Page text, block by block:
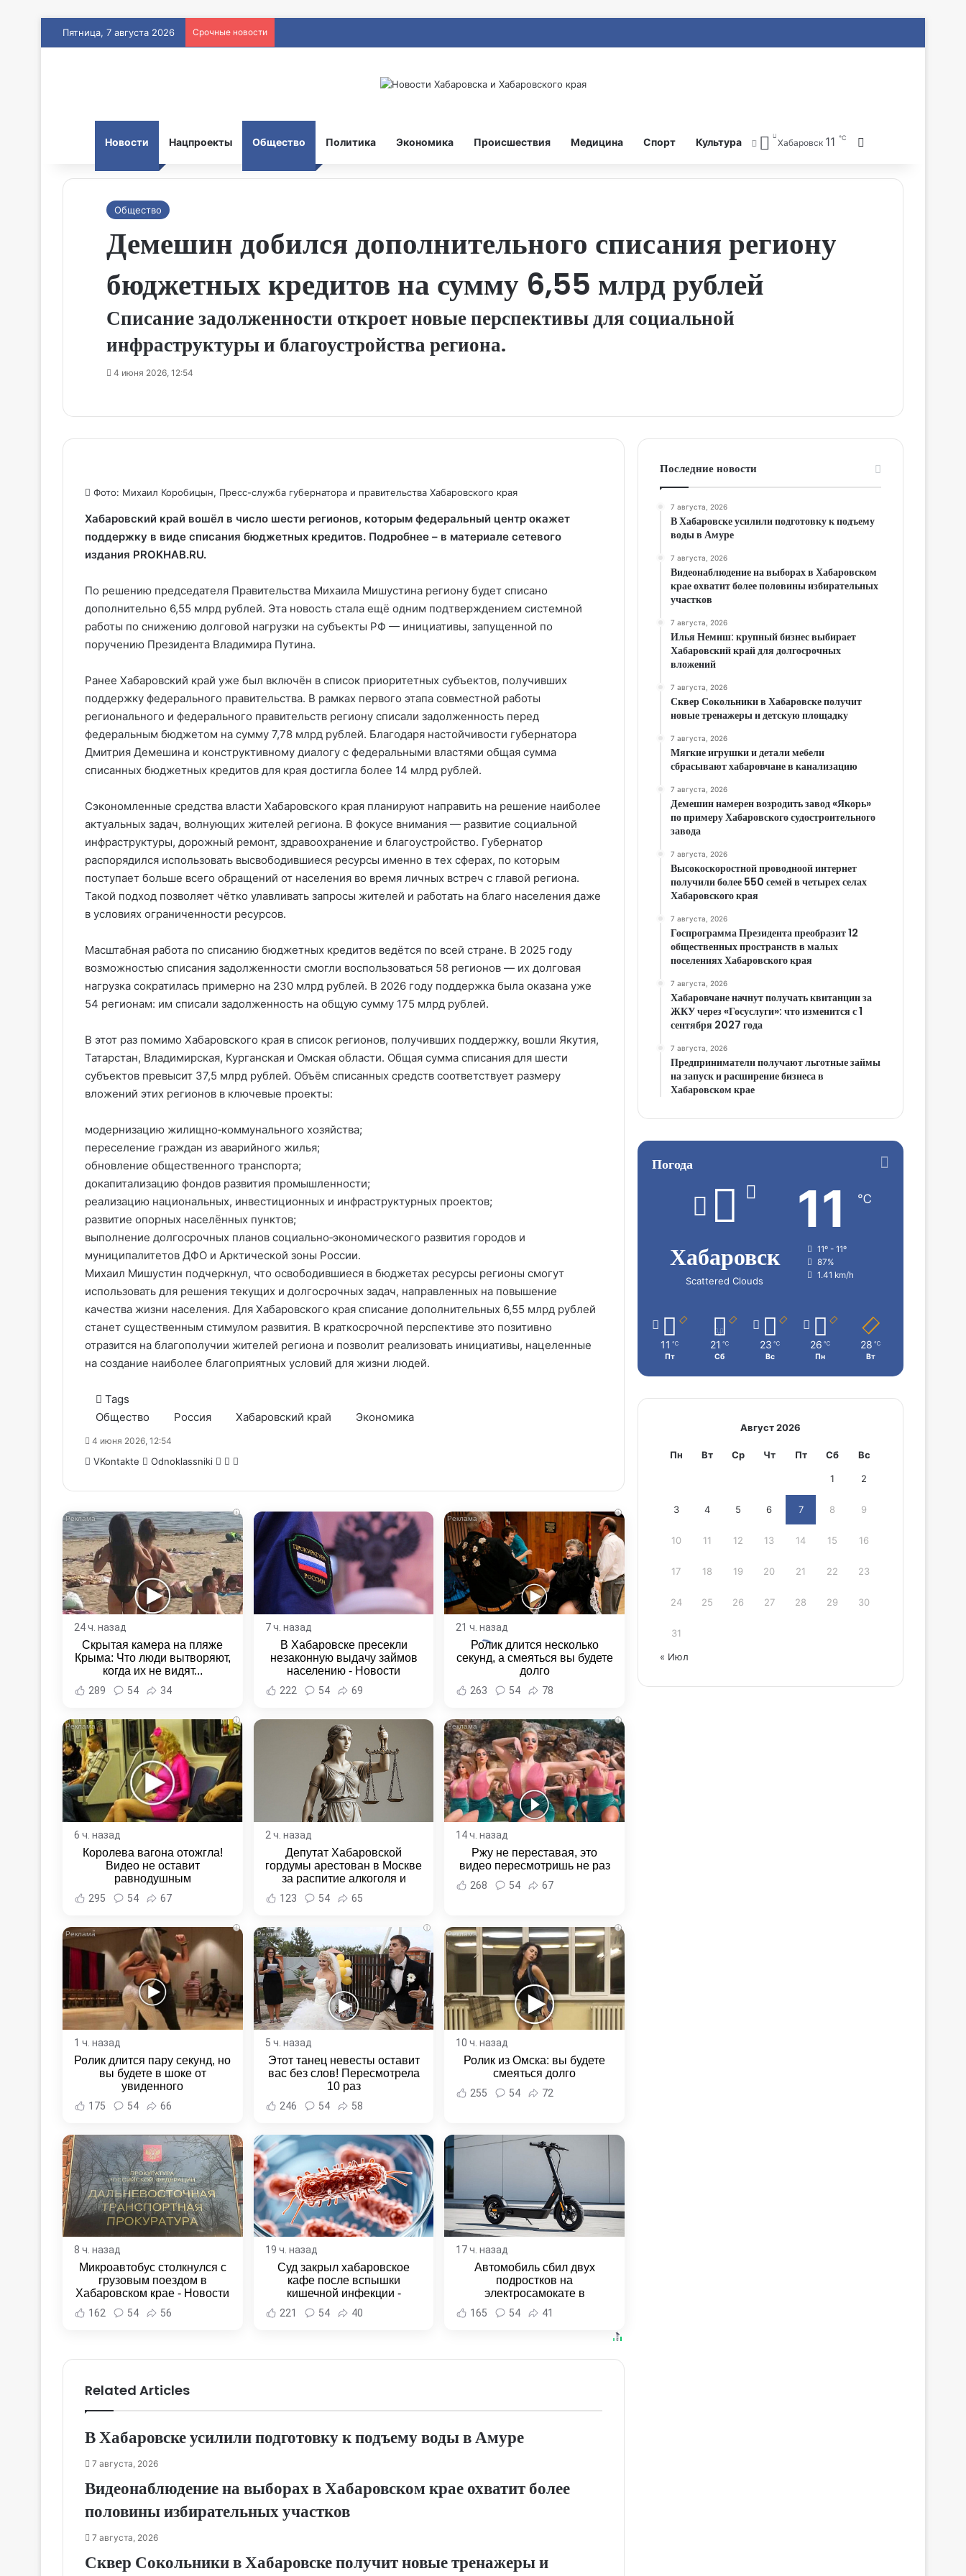
Пятница, 7 августа 2026 Срочные новости
Новости Нацпроекты Общество Политика Экономика Происшествия Медицина Спорт Культура Хабаровск 11 ℃
Общество
Демешин добился дополнительного списания региону
бюджетных кредитов на сумму 6,55 млрд рублей
Списание задолженности откроет новые перспективы для социальной
инфраструктуры и благоустройства региона.
4 июня 2026, 12:54
Фото: Михаил Коробицын, Пресс-служба губернатора и правительства Хабаровского края
Хабаровский край вошёл в число шести регионов, которым федеральный центр окажет
поддержку в виде списания бюджетных кредитов. Подробнее – в материале сетевого
издания PROKHAB.RU.
По решению председателя Правительства Михаила Мишустина региону будет списано
дополнительно 6,55 млрд рублей. Эта новость стала ещё одним подтверждением системной
работы по снижению долговой нагрузки на субъекты РФ — инициативы, запущенной по
поручению Президента Владимира Путина.
Ранее Хабаровский край уже был включён в список приоритетных субъектов, получивших
поддержку федерального правительства. В рамках первого этапа совместной работы
регионального и федерального правительств региону списали задолженность перед
федеральным бюджетом на сумму 7,78 млрд рублей. Благодаря настойчивости губернатора
Дмитрия Демешина и конструктивному диалогу с федеральными властями общая сумма
списанных бюджетных кредитов для края достигла более 14 млрд рублей.
Сэкономленные средства власти Хабаровского края планируют направить на решение наиболее
актуальных задач, волнующих жителей региона. В фокусе внимания — развитие социальной
инфраструктуры, дорожный ремонт, здравоохранение и благоустройство. Губернатор
распорядился использовать высвободившиеся ресурсы именно в тех сферах, по которым
поступает больше всего обращений от населения во время личных встреч с главой региона.
Такой подход позволяет чётко улавливать запросы жителей и работать на благо населения даже
в условиях ограниченности ресурсов.
Масштабная работа по списанию бюджетных кредитов ведётся по всей стране. В 2025 году
возможностью списания задолженности смогли воспользоваться 58 регионов — их долговая
нагрузка сократилась примерно на 230 млрд рублей. В 2026 году поддержка была оказана уже
54 регионам: им списали задолженность на общую сумму 175 млрд рублей.
В этот раз помимо Хабаровского края в список регионов, получивших поддержку, вошли Якутия,
Татарстан, Владимирская, Курганская и Омская области. Общая сумма списания для шести
субъектов превысит 37,5 млрд рублей. Объём списанных средств соответствует размеру
вложений этих регионов в ключевые проекты:
модернизацию жилищно‑коммунального хозяйства;
переселение граждан из аварийного жилья;
обновление общественного транспорта;
докапитализацию фондов развития промышленности;
реализацию национальных, инвестиционных и инфраструктурных проектов;
развитие опорных населённых пунктов;
выполнение долгосрочных планов социально‑экономического развития городов и
муниципалитетов ДФО и Арктической зоны России.
Михаил Мишустин подчеркнул, что освободившиеся в бюджетах ресурсы регионы смогут
использовать для решения текущих и долгосрочных задач, направленных на повышение
качества жизни населения. Для Хабаровского края списание дополнительных 6,55 млрд рублей
станет существенным стимулом развития. В краткосрочной перспективе это позитивно
отразится на благополучии жителей региона и позволит реализовать инициативы, нацеленные
на создание наиболее благоприятных условий для жизни людей.
Tags
Общество
Россия Хабаровский край Экономика
4 июня 2026, 12:54
VKontakte Odnoklassniki WhatsApp
Telegram
Email
i
24 ч. назад
Скрытая камера на пляже
Крыма: Что люди вытворяют,
когда их не видят...
289 54 34
7 ч. назад
В Хабаровске пресекли
незаконную выдачу займов
населению - Новости
Хабаровска и Хабаровского
края
222 54 69
i
21 ч. назад
Ролик длится несколько
секунд, а смеяться вы будете
долго
263 54 78
i
6 ч. назад
Королева вагона отожгла!
Видео не оставит
равнодушным
295 54 67
2 ч. назад
Депутат Хабаровской
гордумы арестован в Москве
за распитие алкоголя и
неповиновение полиции -
Новости Хабаровска и
123 54 65
i
14 ч. назад
Ржу не переставая, это
видео пересмотришь не раз
268 54 67
i
1 ч. назад
Ролик длится пару секунд, но
вы будете в шоке от
увиденного
175 54 66
i
5 ч. назад
Этот танец невесты оставит
вас без слов! Пересмотрела
10 раз
246 54 58
i
10 ч. назад
Ролик из Омска: вы будете
смеяться долго
255 54 72
8 ч. назад
Микроавтобус столкнулся с
грузовым поездом в
Хабаровском крае - Новости
Хабаровска и Хабаровского
края
162 54 56
19 ч. назад
Суд закрыл хабаровское
кафе после вспышки
кишечной инфекции -
Новости Хабаровска и
Хабаровского края
221 54 40
17 ч. назад
Автомобиль сбил двух
подростков на
электросамокате в
Комсомольске-на-Амуре -
Новости Хабаровска и
165 54 41
Related Articles
В Хабаровске усилили подготовку к подъему воды в Амуре
7 августа, 2026
Видеонаблюдение на выборах в Хабаровском крае охватит более
половины избирательных участков
7 августа, 2026
Сквер Сокольники в Хабаровске получит новые тренажеры и
Последние новости
7 августа, 2026
В Хабаровске усилили подготовку к подъему
воды в Амуре
7 августа, 2026
Видеонаблюдение на выборах в Хабаровском
крае охватит более половины избирательных
участков
7 августа, 2026
Илья Немиш: крупный бизнес выбирает
Хабаровский край для долгосрочных
вложений
7 августа, 2026
Сквер Сокольники в Хабаровске получит
новые тренажеры и детскую площадку
7 августа, 2026
Мягкие игрушки и детали мебели
сбрасывают хабаровчане в канализацию
7 августа, 2026
Демешин намерен возродить завод «Якорь»
по примеру Хабаровского судостроительного
завода
7 августа, 2026
Высокоскоростной проводноой интернет
получили более 550 семей в четырех селах
Хабаровского края
7 августа, 2026
Госпрограмма Президента преобразит 12
общественных пространств в малых
поселениях Хабаровского края
7 августа, 2026
Хабаровчане начнут получать квитанции за
ЖКУ через «Госуслуги»: что изменится с 1
сентября 2027 года
7 августа, 2026
Предприниматели получают льготные займы
на запуск и расширение бизнеса в
Хабаровском крае
Погода
Хабаровск
Scattered Clouds
11 ℃
11º - 11º
87%
1.41 km/h
11 ℃
Пт
21 ℃
Сб
23 ℃
Вс
26 ℃
Пн
28 ℃
Вт
Август 2026
Пн Вт Ср Чт Пт Сб Вс
1 2
3 4 5 6 7 8 9
10 11 12 13 14 15 16
17 18 19 20 21 22 23
24 25 26 27 28 29 30
31
« Июл